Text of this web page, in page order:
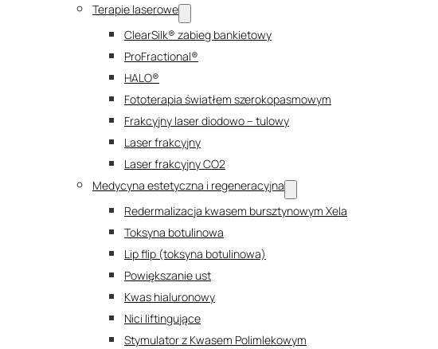
Terapie laserowe
ClearSilk® zabieg bankietowy
ProFractional®
HALO®
Fototerapia światłem szerokopasmowym
Frakcyjny laser diodowo – tulowy
Laser frakcyjny
Laser frakcyjny CO2
Medycyna estetyczna i regeneracyjna
Redermalizacja kwasem bursztynowym Xela
Toksyna botulinowa
Lip flip (toksyna botulinowa)
Powiększanie ust
Kwas hialuronowy
Nici liftingujące
Stymulator z Kwasem Polimlekowym